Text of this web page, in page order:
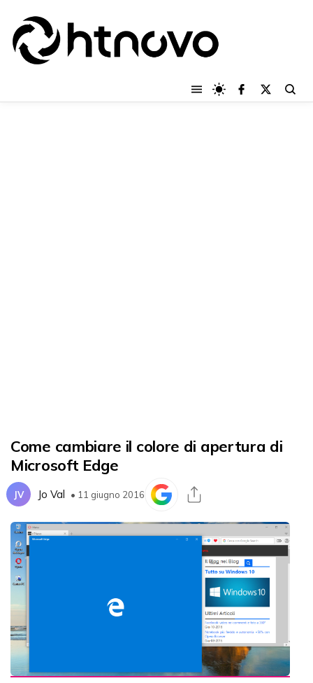
Come cambiare il colore di apertura di
Microsoft Edge
JV Jo Val • 11 giugno 2016